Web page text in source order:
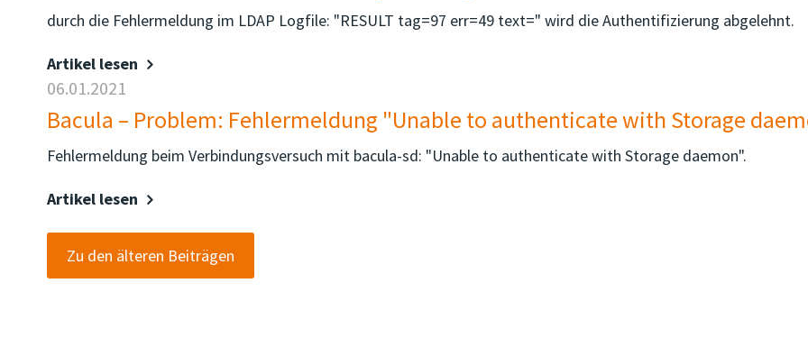
durch die Fehlermeldung im LDAP Logfile: "RESULT tag=97 err=49 text=" wird die Authentifizierung abgelehnt.
Artikel lesen
06.01.2021
Bacula – Problem: Fehlermeldung "Unable to authenticate with Storage
Fehlermeldung beim Verbindungsversuch mit bacula-sd: "Unable to authenticate with Storage daemon".
Artikel lesen
Zu den älteren Beiträgen